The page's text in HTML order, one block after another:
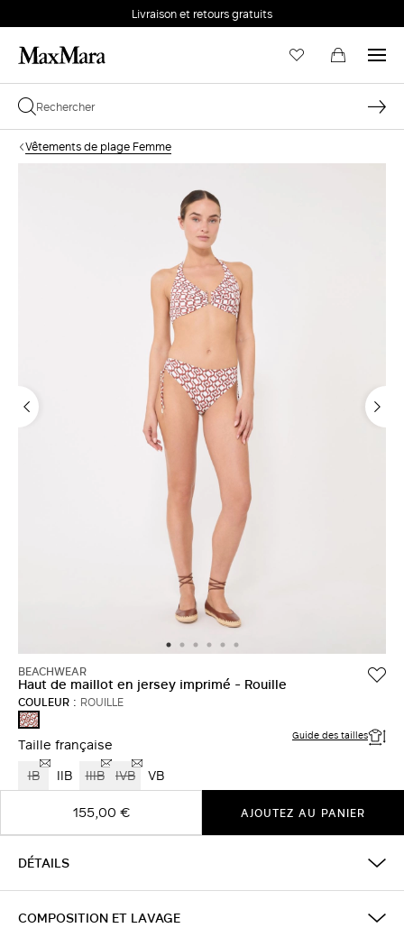
Livraison et retours gratuits
Vêtements de plage Femme
BEACHWEAR
Haut de maillot en jersey imprimé - Rouille
COULEUR : ROUILLE
ROUILLE
Taille française Guide des tailles
IB IIB IIIB IVB
VB
155,00 €
AJOUTEZ AU PANIER
DÉTAILS
COMPOSITION ET LAVAGE